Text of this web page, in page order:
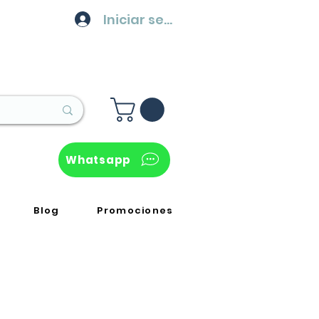
Iniciar sesión
Whatsapp
Blog Promociones